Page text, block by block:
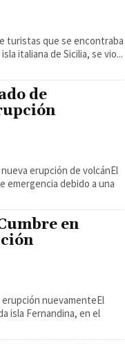
turistas que se encontraba
italiana de Sicilia, se vio...
de
erupción de volcánEl
emergencia debido a una
en
erupción nuevamenteEl
isla Fernandina, en el